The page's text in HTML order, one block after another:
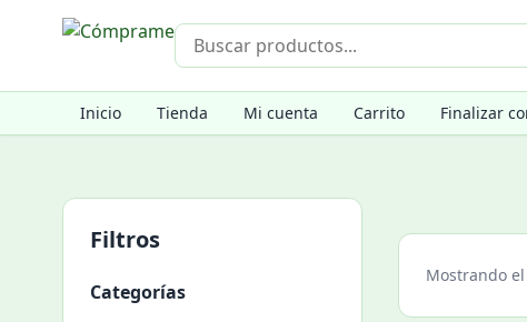
Inicio Tienda Mi cuenta Carrito Finalizar
Filtros
Categorías
Mostrando